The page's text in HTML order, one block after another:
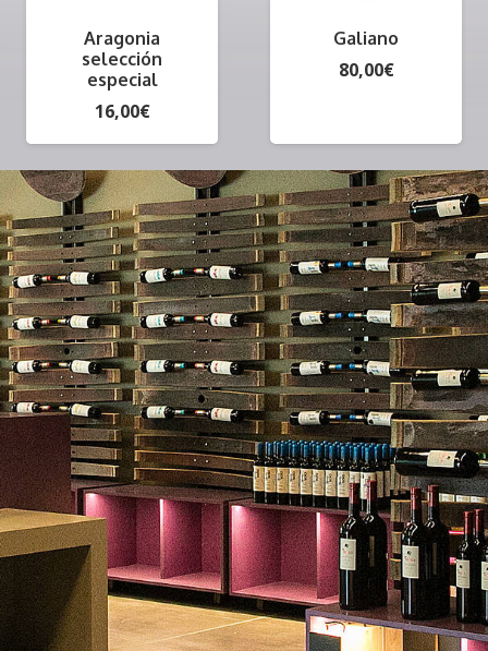
Aragonia
selección
especial
16,00€
Galiano
80,00€